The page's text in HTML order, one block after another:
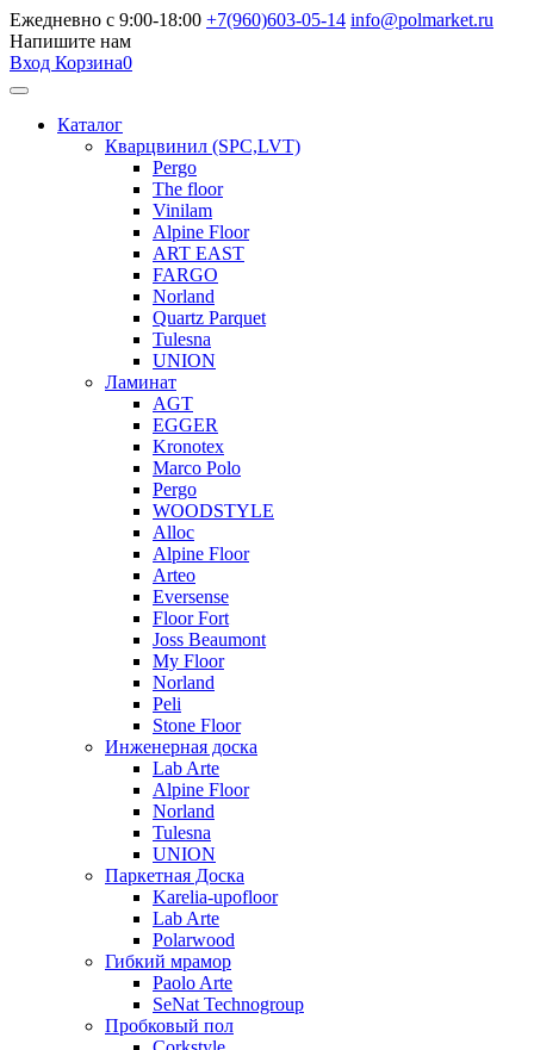
Ежедневно с 9:00-18:00 +7(960)603-05-14 info@polmarket.ru
Напишите нам
Вход Корзина0
Каталог
Кварцвинил (SPC,LVT)
Pergo
The floor
Vinilam
Alpine Floor
ART EAST
FARGO
Norland
Quartz Parquet
Tulesna
UNION
Ламинат
AGT
EGGER
Kronotex
Marco Polo
Pergo
WOODSTYLE
Alloc
Alpine Floor
Arteo
Eversense
Floor Fort
Joss Beaumont
My Floor
Norland
Peli
Stone Floor
Инженерная доска
Lab Arte
Alpine Floor
Norland
Tulesna
UNION
Паркетная Доска
Karelia-upofloor
Lab Arte
Polarwood
Гибкий мрамор
Paolo Arte
SeNat Technogroup
Пробковый пол